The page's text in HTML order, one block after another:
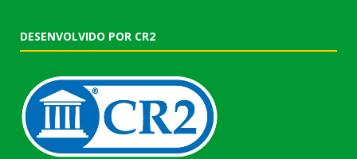
DESENVOLVIDO POR CR2